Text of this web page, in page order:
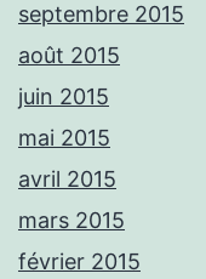
septembre 2015
août 2015
juin 2015
mai 2015
avril 2015
mars 2015
février 2015